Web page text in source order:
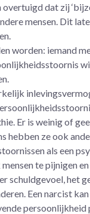
dat zij
mensen. Dit
worden: iemand
Er is weinig of
hebben ze ook
als een
te pijnigen
schuldgevoel, het
Een narcist